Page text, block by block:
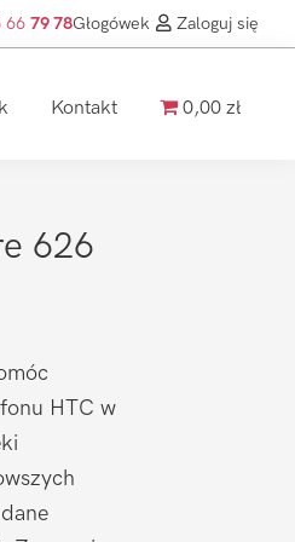
66 79 78Głogówek Zaloguj się
Kontakt 0,00 zł
626
HTC w